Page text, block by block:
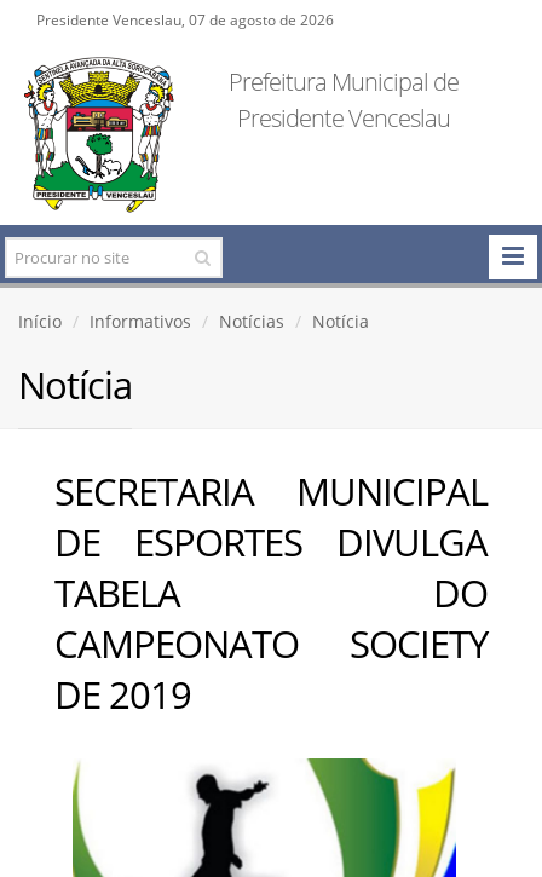
Presidente Venceslau, 07 de agosto de 2026
Prefeitura Municipal de
Presidente Venceslau
Início Informativos Notícias Notícia
Notícia
SECRETARIA MUNICIPAL
DE ESPORTES DIVULGA
TABELA DO
CAMPEONATO SOCIETY
DE 2019